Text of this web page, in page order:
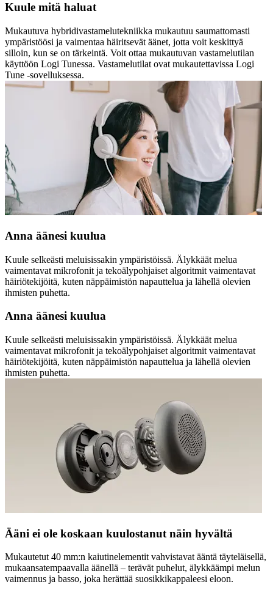
Kuule mitä haluat
Mukautuva hybridivastamelutekniikka mukautuu saumattomasti
ympäristöösi ja vaimentaa häiritsevät äänet, jotta voit keskittyä
silloin, kun se on tärkeintä. Voit ottaa mukautuvan vastamelutilan
käyttöön Logi Tunessa. Vastamelutilat ovat mukautettavissa Logi
Tune -sovelluksessa.
Anna äänesi kuulua
Kuule selkeästi meluisissakin ympäristöissä. Älykkäät melua
vaimentavat mikrofonit ja tekoälypohjaiset algoritmit vaimentavat
häiriötekijöitä, kuten näppäimistön napauttelua ja lähellä olevien
ihmisten puhetta.
Anna äänesi kuulua
Kuule selkeästi meluisissakin ympäristöissä. Älykkäät melua
vaimentavat mikrofonit ja tekoälypohjaiset algoritmit vaimentavat
häiriötekijöitä, kuten näppäimistön napauttelua ja lähellä olevien
ihmisten puhetta.
Ääni ei ole koskaan kuulostanut näin hyvältä
Mukautetut 40 mm:n kaiutinelementit vahvistavat ääntä täyteläisellä,
mukaansatempaavalla äänellä – terävät puhelut, älykkäämpi melun
vaimennus ja basso, joka herättää suosikkikappaleesi eloon.